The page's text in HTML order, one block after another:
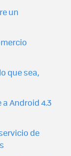
un
que sea,
Android 4.3
de